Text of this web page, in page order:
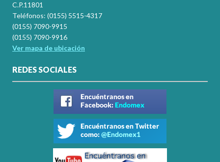
C.P.11801
Teléfonos: (0155) 5515-4317
(0155) 7090-9915
(0155) 7090-9916
Ver mapa de ubicación
REDES SOCIALES